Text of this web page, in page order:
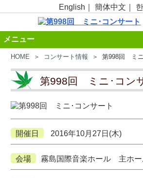
English 簡体中文
メニュー
HOME ＞ コンサート情報 ＞ 第998回 ミニ
第998回 ミニ･コン
開催日 2016年10月27日(木)
会場 霧島国際音楽ホール 主ホ